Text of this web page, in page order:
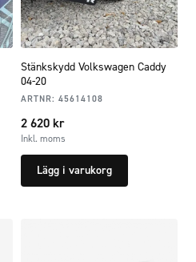
Stänkskydd Volkswagen Caddy
04-20
ARTNR: 45614108
2 620 kr
Inkl. moms
Lägg i varukorg